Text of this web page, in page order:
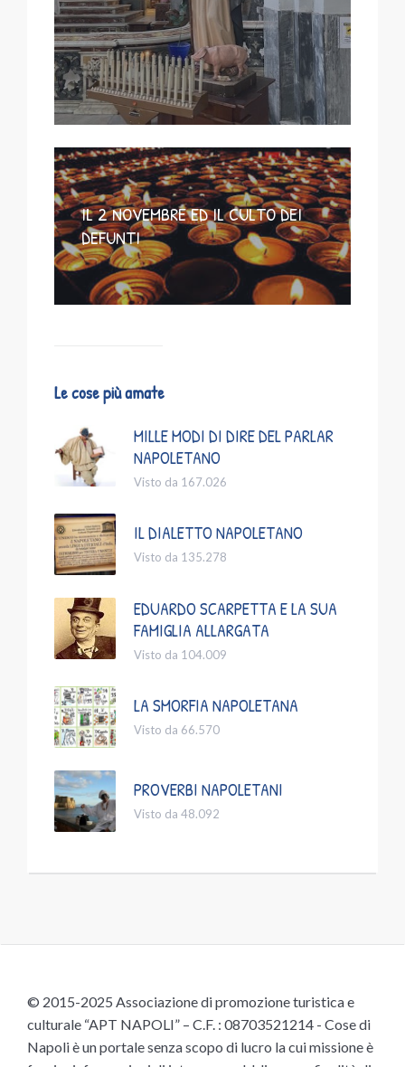
IL 2 NOVEMBRE ED IL CULTO DEI
DEFUNTI
Le cose più amate
MILLE MODI DI DIRE DEL PARLAR
NAPOLETANO
Visto da 167.026
IL DIALETTO NAPOLETANO
Visto da 135.278
EDUARDO SCARPETTA E LA SUA
FAMIGLIA ALLARGATA
Visto da 104.009
LA SMORFIA NAPOLETANA
Visto da 66.570
PROVERBI NAPOLETANI
Visto da 48.092
© 2015-2025 Associazione di promozione turistica e
culturale “APT NAPOLI” – C.F. : 08703521214 - Cose di
Napoli è un portale senza scopo di lucro la cui missione è